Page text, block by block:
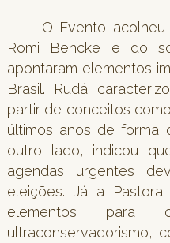
O Evento
Romi Bencke e do
apontaram elementos
Brasil. Rudá
partir de conceitos
últimos anos de forma
outro lado, indicou
agendas urgentes
eleições. Já a
elementos para
ultraconservadorismo,